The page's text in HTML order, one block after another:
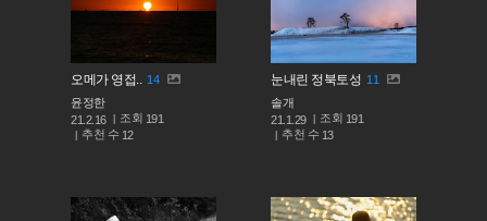
오메가 영접.. 14
윤정한
21.2.16
조회 191
추천 수 12
눈내린 정북토성 11
솔개
21.1.29
조회 191
추천 수 13